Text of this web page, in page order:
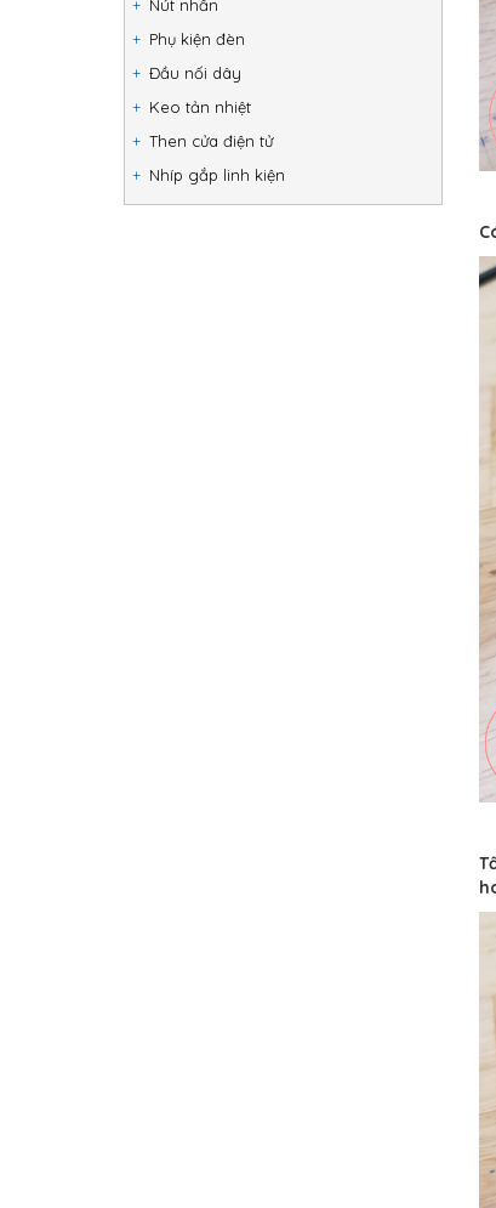
Nút nhấn
Phụ kiện đèn
Đầu nối dây
Keo tản nhiệt
Then cửa điện tử
Nhíp gắp linh kiện